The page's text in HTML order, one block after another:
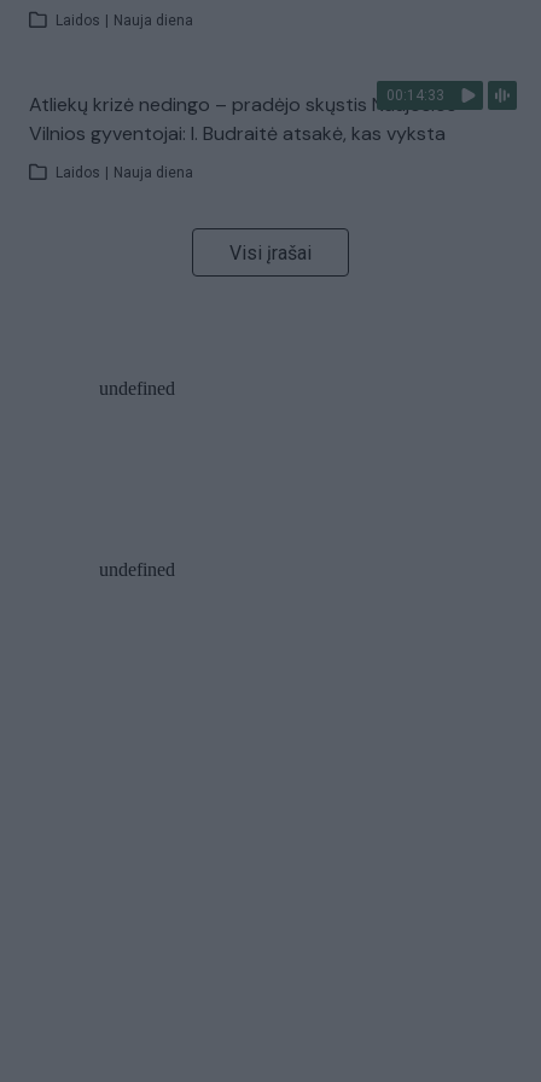
Laidos Nauja diena
00:14:33
Atliekų krizė nedingo – pradėjo skųstis Naujosios
Vilnios gyventojai: I. Budraitė atsakė, kas vyksta
Laidos Nauja diena
Visi įrašai